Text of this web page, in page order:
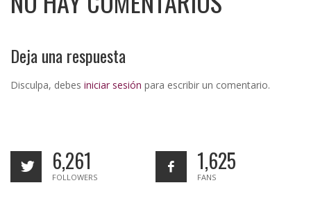
Deja una respuesta
Disculpa, debes iniciar sesión para escribir un comentario.
6,261
FOLLOWERS
1,625
FANS